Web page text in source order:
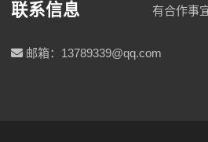
联系信息 有合作事
邮箱：13789339@qq.com